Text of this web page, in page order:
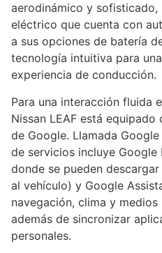
aerodinámico y
eléctrico que cuenta con
a sus opciones de batería
tecnología intuitiva para
experiencia de conducción.
Para una interacción fluida
Nissan LEAF está
de Google. Llamada
de servicios incluye Google
donde se pueden
al vehículo) y Google
navegación, clima y medios
además de sincronizar
personales.